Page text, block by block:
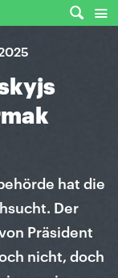
hat die
Der
Präsident
nicht, doch